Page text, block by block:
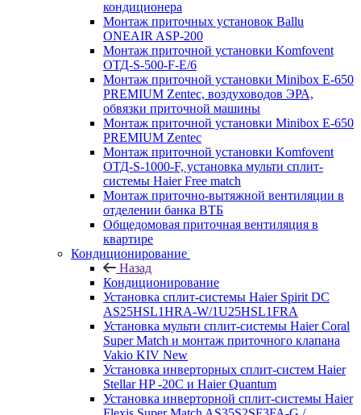
кондиционера
Монтаж приточных установок Ballu
ONEAIR ASP-200
Монтаж приточной установки Komfovent
ОТД-S-500-F-E/6
Монтаж приточной установки Minibox E-650
PREMIUM Zentec, воздуховодов ЭРА,
обвязки приточной машины
Монтаж приточной установки Minibox E-650
PREMIUM Zentec
Монтаж приточной установки Komfovent
ОТД-S-1000-F, установка мульти сплит-
системы Haier Free match
Монтаж приточно-вытяжной вентиляции в
отделении банка ВТБ
Общедомовая приточная вентиляция в
квартире
Кондиционирование
Назад
Кондиционирование
Установка сплит-системы Haier Spirit DC
AS25HSL1HRA-W/1U25HSL1FRA
Установка мульти сплит-системы Haier Coral
Super Match и монтаж приточного клапана
Vakio KIV New
Установка инверторных сплит-систем Haier
Stellar HP -20С и Haier Quantum
Установка инверторной сплит-системы Haier